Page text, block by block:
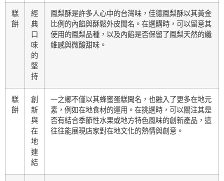
糕
餅
經
典
口
味
的
堅
持
鳳梨酥是許多人心中的台灣味，佳德鳳梨酥以其黃金
比例的內餡與酥鬆外皮聞名。在選購時，可以留意其
使用的鳳梨品種，以及內餡是否保留了鳳梨天然的纖
維感與微酸甜味。
糕
餅
創
新
與
在
地
連
結
一之鄉不僅以其蜂蜜蛋糕聞名，也融入了更多在地元
素，例如在地食材的運用。在挑選時，可以關注其是
否有結合季節性水果或地方特色風味的創新產品，這
往往能展現店家對在地文化的熱情與創意。